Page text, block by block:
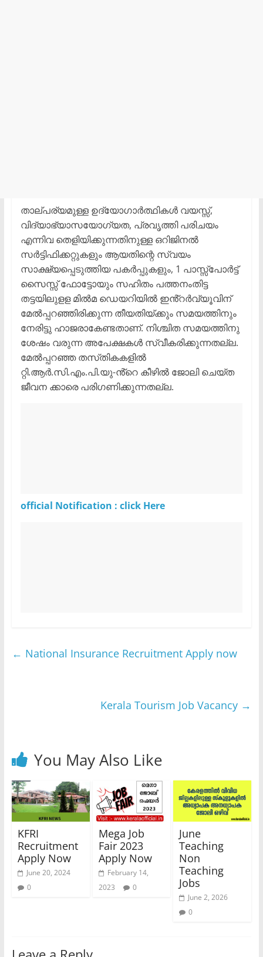
താല്പര്യമുള്ള ഉദ്യോഗാർത്ഥികൾ വയസ്സ്,
വിദ്യാഭ്യാസയോഗ്യത, പ്രവൃത്തി പരിചയം
എന്നിവ തെളിയിക്കുന്നതിനുള്ള ഒറിജിനൽ
സർട്ടിഫിക്കറ്റുകളും ആയതിന്റെ സ്വയം
സാക്ഷ്യപ്പെടുത്തിയ പകർപ്പുകളും, 1 പാസ്സ്പോർട്ട്
സൈസ്സ് ഫോട്ടോയും സഹിതം പത്തനംതിട്ട
തട്ടയിലുളള മിൽമ ഡെയറിയിൽ ഇൻ്റർവ്യൂവിന്
മേൽപ്പറഞ്ഞിരിക്കുന്ന തീയതിയ്ക്കും സമയത്തിനും
നേരിട്ടു ഹാജരാകേണ്ടതാണ്. നിശ്ചിത സമയത്തിനു
ശേഷം വരുന്ന അപേക്ഷകൾ സ്വീകരിക്കുന്നതല്ല.
മേൽപ്പറഞ്ഞ തസ്‌തികകളിൽ
റ്റി.ആർ.സി.എം.പി.യു-ൻ്റെ കീഴിൽ ജോലി ചെയ്ത
ജീവന ക്കാരെ പരിഗണിക്കുന്നതല്ല.
official Notification : click Here
← National Insurance Recruitment Apply now
Kerala Tourism Job Vacancy →
You May Also Like
KFRI
Recruitment
Apply Now
June 20, 2024
0
Mega Job
Fair 2023
Apply Now
February 14,
2023
0
June
Teaching
Non
Teaching
Jobs
June 2, 2026
0